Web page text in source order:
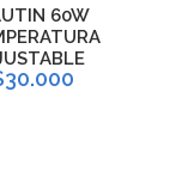
60W